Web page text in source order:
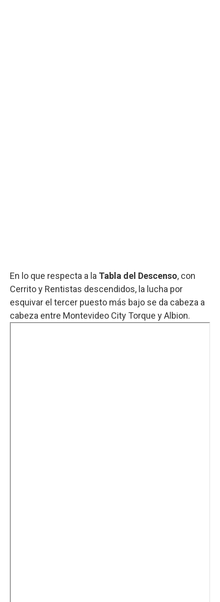
En lo que respecta a la Tabla del Descenso, con
Cerrito y Rentistas descendidos, la lucha por
esquivar el tercer puesto más bajo se da cabeza a
cabeza entre Montevideo City Torque y Albion.